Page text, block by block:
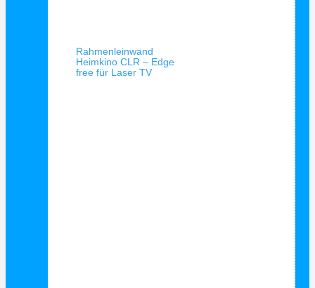
Rahmenleinwand
Heimkino CLR – Edge
free für Laser TV